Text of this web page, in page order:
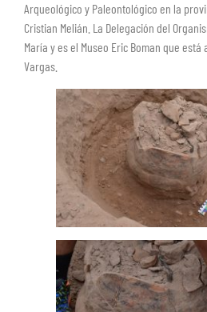
Arqueológico y Paleontológico en la
Cristian Melián. La Delegación del
María y es el Museo Eric Boman que
Vargas.